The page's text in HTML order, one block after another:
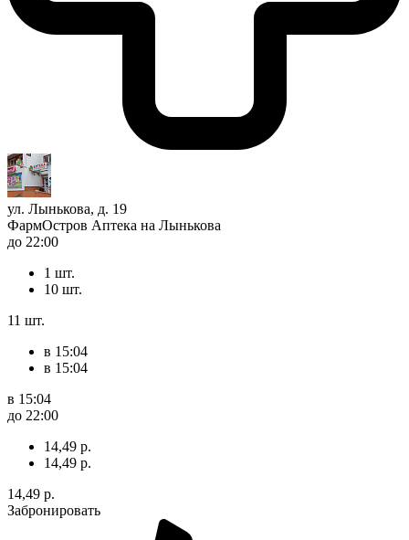
ул. Лынькова, д. 19
ФармОстров Аптека на Лынькова
до 22:00
1 шт.
10 шт.
11 шт.
в 15:04
в 15:04
в 15:04
до 22:00
14,49 р.
14,49 р.
14,49 р.
Забронировать